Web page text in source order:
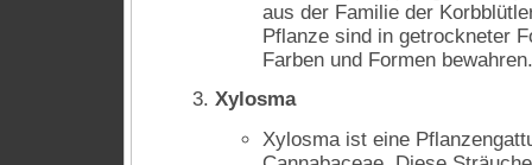
aus der Familie der
Pflanze sind in getrockneter
Farben und Formen bewahren.
Xylosma
Xylosma ist eine